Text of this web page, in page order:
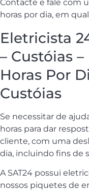
Contacte e fale com
horas por dia, em
Eletricista
– Custóias
Horas Por
Custóias
Se necessitar de
horas para dar
cliente, com uma
dia, incluindo fins de
A SAT24 possui
nossos piquetes de